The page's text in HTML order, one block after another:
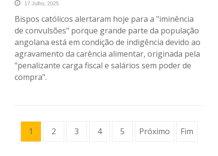
17 Julho, 2025
Bispos católicos alertaram hoje para a "iminência
de convulsões" porque grande parte da população
angolana está em condição de indigência devido ao
agravamento da carência alimentar, originada pela
"penalizante carga fiscal e salários sem poder de
compra".
1 2 3 4 5 Próximo Fim